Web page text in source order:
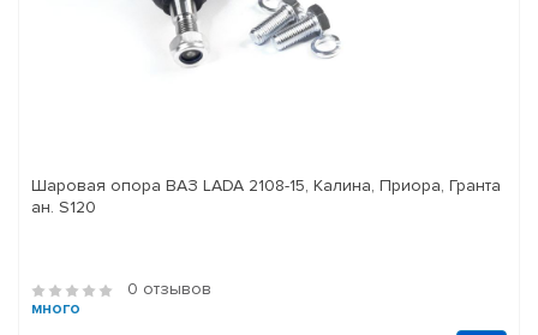
Шаровая опора ВАЗ LADA 2108-15, Калина, Приора, Гранта
ан. S120
0 отзывов
много